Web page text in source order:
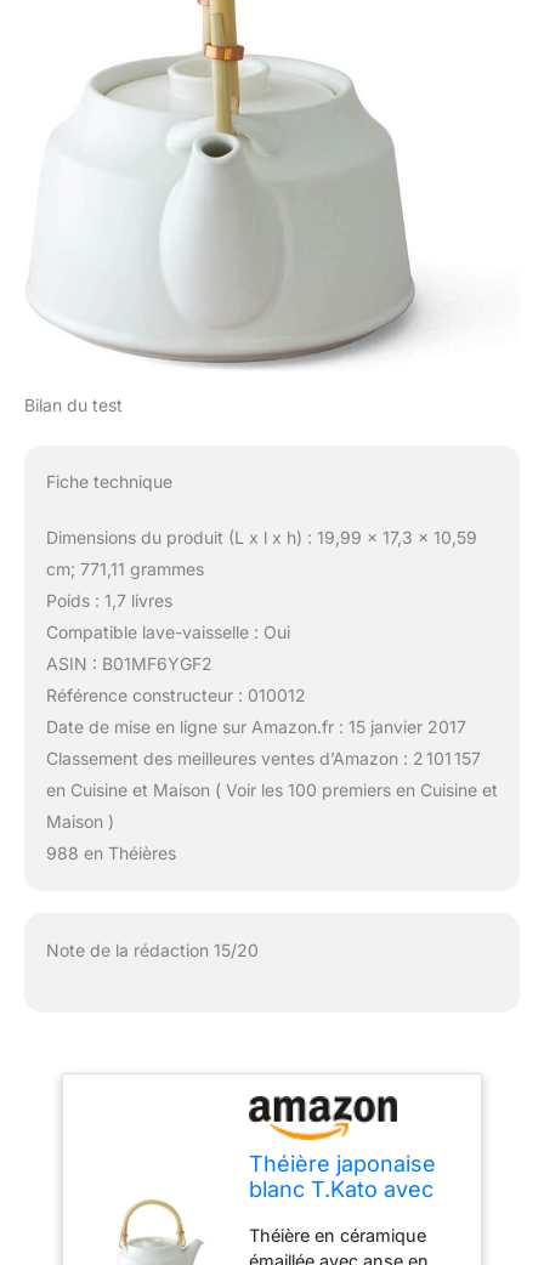
Bilan du test
Fiche technique
Dimensions du produit (L x l x h) : 19,99 x 17,3 x 10,59
cm; 771,11 grammes
Poids : 1,7 livres
Compatible lave-vaisselle : Oui
ASIN : B01MF6YGF2
Référence constructeur : 010012
Date de mise en ligne sur Amazon.fr : 15 janvier 2017
Classement des meilleures ventes d’Amazon : 2 101 157
en Cuisine et Maison ( Voir les 100 premiers en Cuisine et
Maison )
988 en Théières
Note de la rédaction 15/20
Théière japonaise
blanc T.Kato avec
contemporain en
Théière en céramique